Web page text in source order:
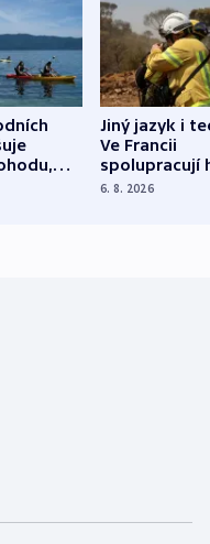
Jiný jazyk i
Ve Francii
spolupracují
různých zemí
6. 8. 2026